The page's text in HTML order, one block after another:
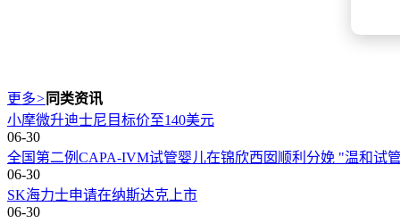
更多> 同类资讯
小摩微升迪士尼目标价至140美元
06-30
全国第二例CAPA-IVM试管婴儿在锦欣西囡顺利分娩 "温和试
06-30
SK海力士申请在纳斯达克上市
06-30